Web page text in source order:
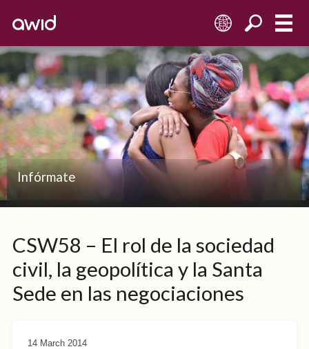
ES
Infórmate
CSW58 – El rol de la sociedad
civil, la geopolítica y la Santa
Sede en las negociaciones
14 March 2014